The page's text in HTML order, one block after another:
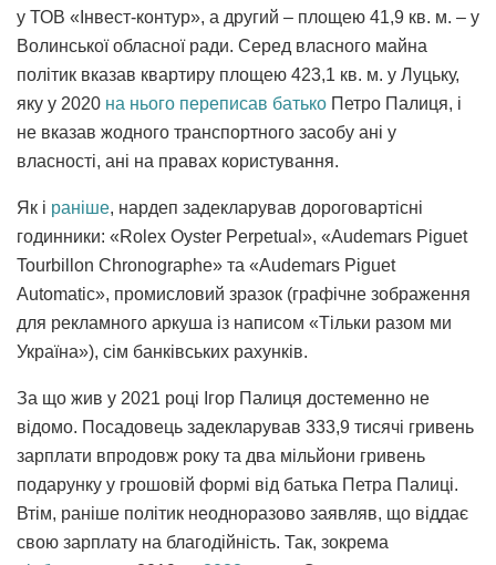
у ТОВ «Інвест-контур», а другий – площею 41,9 кв. м. – у
Волинської обласної ради. Серед власного майна
політик вказав квартиру площею 423,1 кв. м. у Луцьку,
яку у 2020 на нього переписав батько Петро Палиця, і
не вказав жодного транспортного засобу ані у
власності, ані на правах користування.
Як і раніше, нардеп задекларував дороговартісні
годинники: «Rolex Oyster Perpetual», «Audemars Piguet
Tourbillon Chronographe» та «Audemars Piguet
Automatic», промисловий зразок (графічне зображення
для рекламного аркуша із написом «Тільки разом ми
Україна»), сім банківських рахунків.
За що жив у 2021 році Ігор Палиця достеменно не
відомо. Посадовець задекларував 333,9 тисячі гривень
зарплати впродовж року та два мільйони гривень
подарунку у грошовій формі від батька Петра Палиці.
Втім, раніше політик неодноразово заявляв, що віддає
свою зарплату на благодійність. Так, зокрема